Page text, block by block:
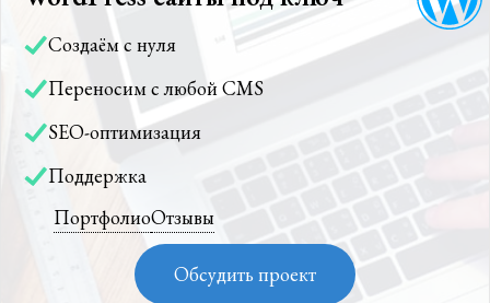
Создаём с нуля
Переносим с любой CMS
SEO-оптимизация
Поддержка
ПортфолиоОтзывы
Обсудить проект